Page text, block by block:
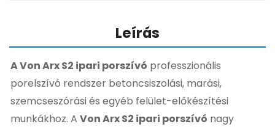
Leírás
A Von Arx S2 ipari porszívó professzionális
porelszívó rendszer betoncsiszolási, marási,
szemcseszórási és egyéb felület-előkészítési
munkákhoz. A Von Arx S2 ipari porszívó nagy